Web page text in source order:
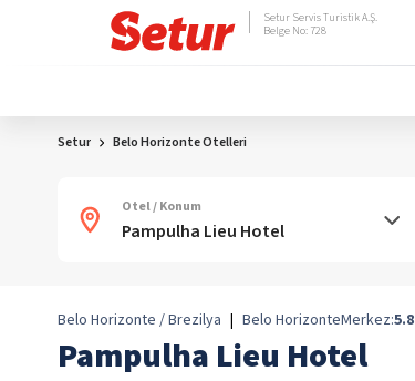
Setur Servis Turistik A.Ş.
Belge No: 728
Setur Belo Horizonte Otelleri
Otel / Konum
Belo Horizonte / Brezilya | Belo HorizonteMerkez:5.8
Pampulha Lieu Hotel